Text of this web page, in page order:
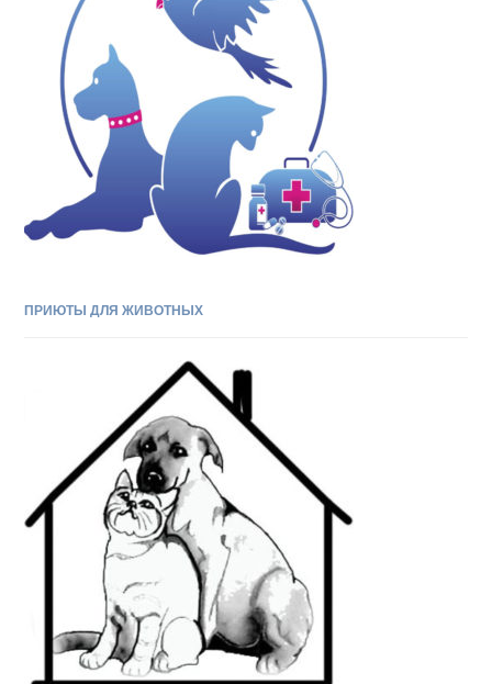
ПРИЮТЫ ДЛЯ ЖИВОТНЫХ